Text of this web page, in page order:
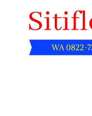
content